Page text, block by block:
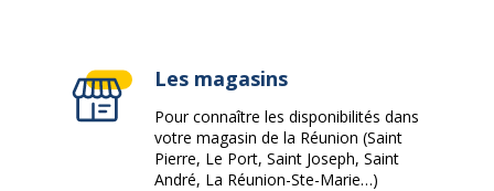
Les magasins
Pour connaître les disponibilités dans
votre magasin de la Réunion (Saint
Pierre, Le Port, Saint Joseph, Saint
André, La Réunion-Ste-Marie…)